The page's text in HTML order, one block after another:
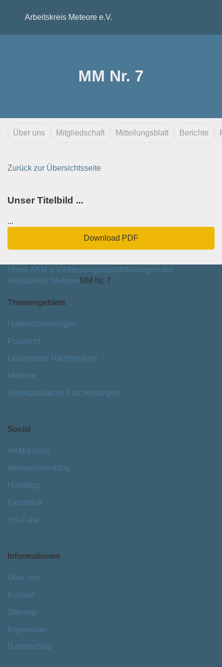
Arbeitskreis Meteore e.V.
MM Nr. 7
Über uns Mitgliedschaft Mitteilungsblatt Berichte
Zurück zur Übersichtsseite
Unser Titelbild ...
...
Download PDF
Home AKM e.V. MitteilungsblattMitteilungen des
Arbeitskreis Meteore MM Nr. 7
Themengebiete
Haloerscheinungen
Polarlicht
Leuchtende Nachtwolken
Meteore
Atmosphärische Erscheinungen
Social
AKM-Forum
Atmosphärenblog
Haloblog
Facebook
YouTube
Informationen
Über uns
Kontakt
Sitemap
Impressum
Datenschutz